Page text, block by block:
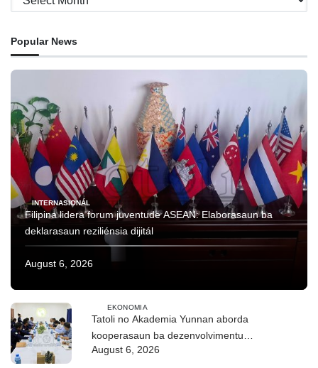
Popular News
INTERNASIONÁL
Filipina lidera forum juventude ASEAN: Elaborasaun ba
deklarasaun reziliénsia dijitál
August 6, 2026
EKONOMIA
Tatoli no Akademia Yunnan aborda
kooperasaun ba dezenvolvimentu
no troka informasaun
August 6, 2026